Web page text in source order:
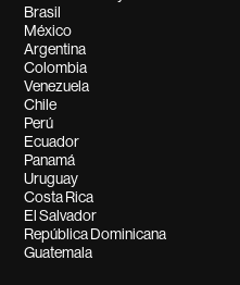
Brasil
México
Argentina
Colombia
Venezuela
Chile
Perú
Ecuador
Panamá
Uruguay
Costa Rica
El Salvador
República Dominicana
Guatemala